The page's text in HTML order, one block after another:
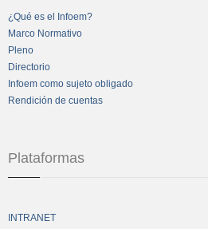
¿Qué es el Infoem?
Marco Normativo
Pleno
Directorio
Infoem como sujeto obligado
Rendición de cuentas
Plataformas
INTRANET